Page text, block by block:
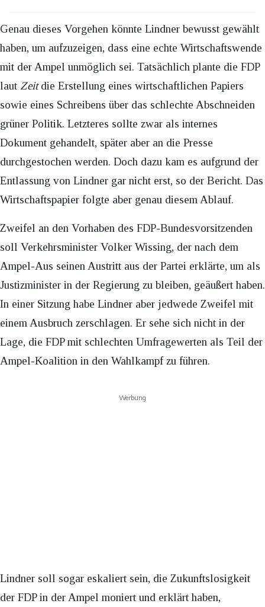
Genau dieses Vorgehen könnte Lindner bewusst gewählt
haben, um aufzuzeigen, dass eine echte Wirtschaftswende
mit der Ampel unmöglich sei. Tatsächlich plante die FDP
laut Zeitdie Erstellung eines wirtschaftlichen Papiers
sowie eines Schreibens über das schlechte Abschneiden
grüner Politik. Letzteres sollte zwar als internes
Dokument gehandelt, später aber an die Presse
durchgestochen werden. Doch dazu kam es aufgrund der
Entlassung von Lindner gar nicht erst, so der Bericht. Das
Wirtschaftspapier folgte aber genau diesem Ablauf.
Zweifel an den Vorhaben des FDP-Bundesvorsitzenden
soll Verkehrsminister Volker Wissing, der nach dem
Ampel-Aus seinen Austritt aus der Partei erklärte, um als
Justizminister in der Regierung zu bleiben, geäußert haben.
In einer Sitzung habe Lindner aber jedwede Zweifel mit
einem Ausbruch zerschlagen. Er sehe sich nicht in der
Lage, die FDP mit schlechten Umfragewerten als Teil der
Ampel-Koalition in den Wahlkampf zu führen.
Werbung
Lindner soll sogar eskaliert sein, die Zukunftslosigkeit
der FDP in der Ampel moniert und erklärt haben,